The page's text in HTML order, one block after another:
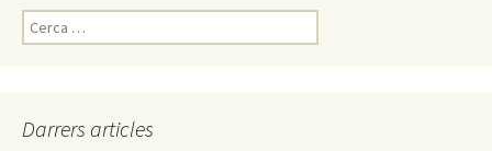
e
:Darrers articles